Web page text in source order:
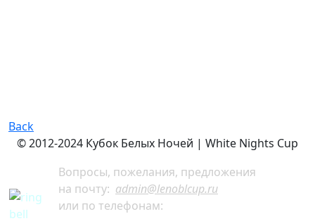
Back
© 2012-2024 Кубок Белых Ночей | White Nights Cup
Вопросы, пожелания, предложения
на почту: admin@lenoblcup.ru
или по телефонам: